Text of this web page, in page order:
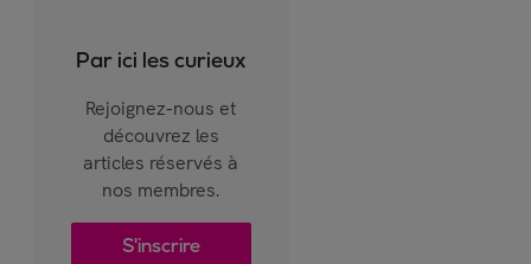
Par ici les curieux
Rejoignez-nous et
découvrez les
articles réservés à
nos membres.
S'inscrire